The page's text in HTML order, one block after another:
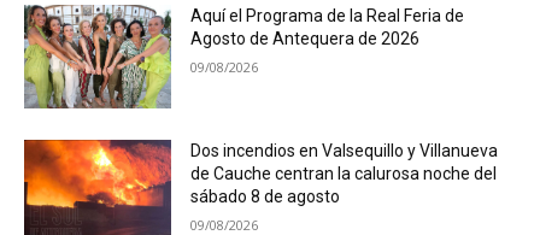
Aquí el Programa de la Real Feria de
Agosto de Antequera de 2026
09/08/2026
Dos incendios en Valsequillo y Villanueva
de Cauche centran la calurosa noche del
sábado 8 de agosto
09/08/2026